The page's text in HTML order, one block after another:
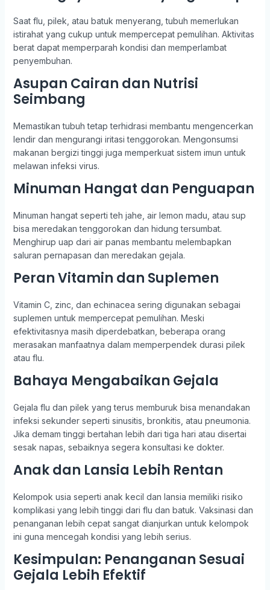
Saat flu, pilek, atau batuk menyerang, tubuh memerlukan
istirahat yang cukup untuk mempercepat pemulihan. Aktivitas
berat dapat memperparah kondisi dan memperlambat
penyembuhan.
Asupan Cairan dan Nutrisi
Seimbang
Memastikan tubuh tetap terhidrasi membantu mengencerkan
lendir dan mengurangi iritasi tenggorokan. Mengonsumsi
makanan bergizi tinggi juga memperkuat sistem imun untuk
melawan infeksi virus.
Minuman Hangat dan Penguapan
Minuman hangat seperti teh jahe, air lemon madu, atau sup
bisa meredakan tenggorokan dan hidung tersumbat.
Menghirup uap dari air panas membantu melembapkan
saluran pernapasan dan meredakan gejala.
Peran Vitamin dan Suplemen
Vitamin C, zinc, dan echinacea sering digunakan sebagai
suplemen untuk mempercepat pemulihan. Meski
efektivitasnya masih diperdebatkan, beberapa orang
merasakan manfaatnya dalam memperpendek durasi pilek
atau flu.
Bahaya Mengabaikan Gejala
Gejala flu dan pilek yang terus memburuk bisa menandakan
infeksi sekunder seperti sinusitis, bronkitis, atau pneumonia.
Jika demam tinggi bertahan lebih dari tiga hari atau disertai
sesak napas, sebaiknya segera konsultasi ke dokter.
Anak dan Lansia Lebih Rentan
Kelompok usia seperti anak kecil dan lansia memiliki risiko
komplikasi yang lebih tinggi dari flu dan batuk. Vaksinasi dan
penanganan lebih cepat sangat dianjurkan untuk kelompok
ini guna mencegah kondisi yang lebih serius.
Kesimpulan: Penanganan Sesuai
Gejala Lebih Efektif